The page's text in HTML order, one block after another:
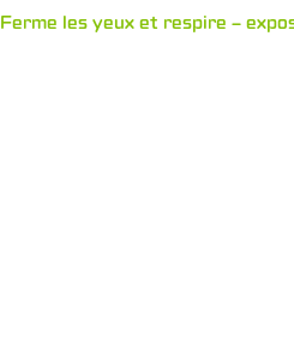
Ferme les yeux et respire –